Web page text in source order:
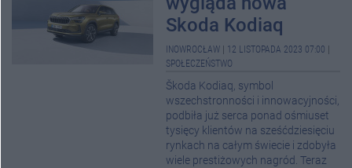
Skoda Kodiaq
INOWROCŁAW 12 LISTOPADA 2023 07:00
SPOŁECZEŃSTWO
Škoda Kodiaq, symbol
wszechstronności i innowacyjności,
podbiła już serca ponad ośmiuset
tysięcy klientów na sześćdziesięciu
rynkach na całym świecie i zdobyła
wiele prestiżowych nagród. Teraz